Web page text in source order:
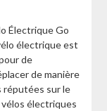
Électrique Go
électrique est
de
de manière
réputées sur le
électriques